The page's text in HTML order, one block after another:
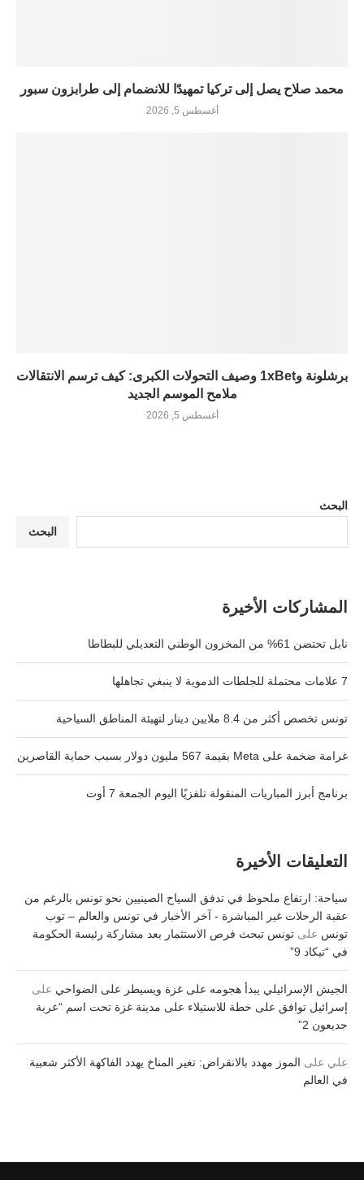
محمد صلاح يصل إلى تركيا تمهيدًا للانضمام إلى طرابزون سبور
أغسطس 5, 2026
برشلونة و1xBet وصيف التحولات الكبرى: كيف ترسم الانتقالات
ملامح الموسم الجديد
أغسطس 5, 2026
البحث
البحث
المشاركات الأخيرة
نابل تحتضن 61% من المخزون الوطني التعديلي للبطاطا
7 علامات محتملة للجلطات الدموية لا ينبغي تجاهلها
تونس تخصص أكثر من 8.4 ملايين دينار لتهيئة المناطق السياحية
غرامة ضخمة على Meta بقيمة 567 مليون دولار بسبب حماية القاصرين
برنامج أبرز المباريات المنقولة تلفزيًا اليوم الجمعة 7 أوت
التعليقات الأخيرة
سياحة: ارتفاع ملحوظ في تدفق السياح الصينيين نحو تونس بالرغم من
عقبة الرحلات غير المباشرة - آخر الأخبار في تونس والعالم – توب
تونس على تونس تبحث فرص الاستثمار بعد مشاركة رئيسة الحكومة
في “تيكاد 9”
الجيش الإسرائيلي يبدأ هجومه على غزة ويسيطر على الضواحي على
إسرائيل توافق على خطة للاستيلاء على مدينة غزة تحت اسم “عربة
جديعون 2”
علي على الموز مهدد بالانقراض: تغير المناخ يهدد الفاكهة الأكثر شعبية
في العالم